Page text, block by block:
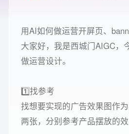
用AI如何做运营开屏页、
大家好，我是西城门AIGC，
做运营设计。
1️⃣找参考
找想要实现的广告效果图作
两张，分别参考产品摆放的效